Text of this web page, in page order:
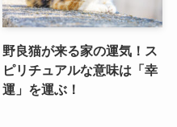
野良猫が来る家の運気！ス
ピリチュアルな意味は「幸
運」を運ぶ！